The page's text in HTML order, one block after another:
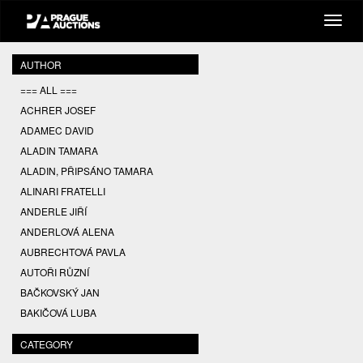
AUTHOR
=== ALL ===
ACHRER JOSEF
ADAMEC DAVID
ALADIN TAMARA
ALADIN, PŘIPSÁNO TAMARA
ALINARI FRATELLI
ANDERLE JIŘÍ
ANDERLOVÁ ALENA
AUBRECHTOVÁ PAVLA
AUTOŘI RŮZNÍ
BAČKOVSKÝ JAN
BAKIČOVÁ LUBA
BALCAR JIŘÍ
BALCAR KAREL
CATEGORY